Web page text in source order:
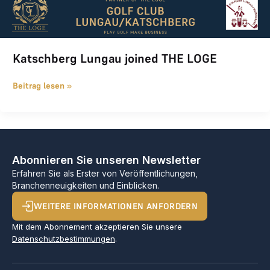
Katschberg Lungau joined THE LOGE
Beitrag lesen »
Abonnieren Sie unseren Newsletter
Erfahren Sie als Erster von Veröffentlichungen,
Branchenneuigkeiten und Einblicken.
WEITERE INFORMATIONEN ANFORDERN
Mit dem Abonnement akzeptieren Sie unsere
Datenschutzbestimmungen.